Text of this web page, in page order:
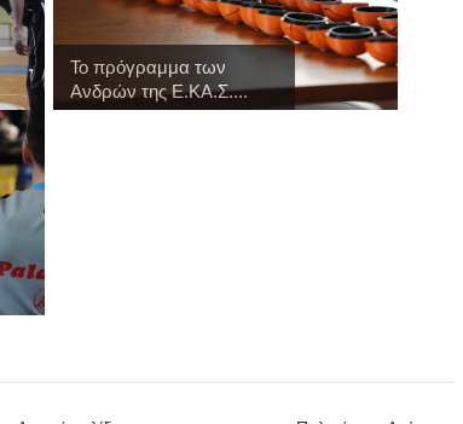
Το πρόγραμμα των
Ανδρών της Ε.ΚΑ.Σ....